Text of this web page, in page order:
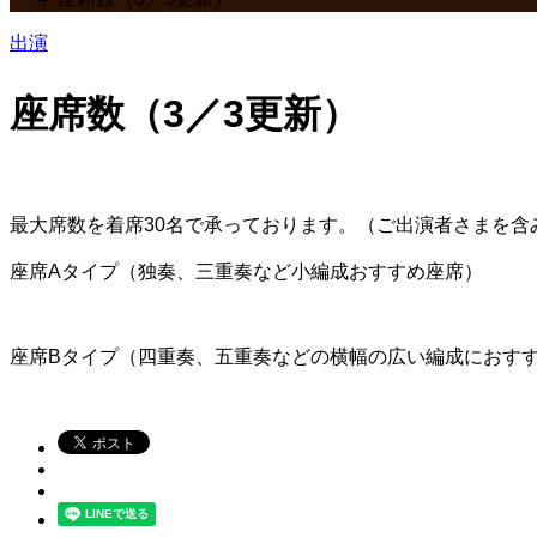
出演
座席数（3／3更新）
最大席数を着席30名で承っております。（ご出演者さまを含
座席Aタイプ（独奏、三重奏など小編成おすすめ座席）
座席Bタイプ（四重奏、五重奏などの横幅の広い編成におすす